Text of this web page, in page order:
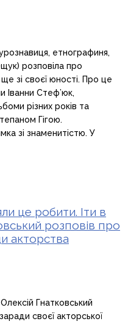
етнографиня,
розповіла про
зі своєї юності. Про це
Іванни Стеф’юк,
різних років та
Гігою.
зі знаменитістю. У
це робити. Іти в
розповів про
акторства
Гнатковський
своєї акторської